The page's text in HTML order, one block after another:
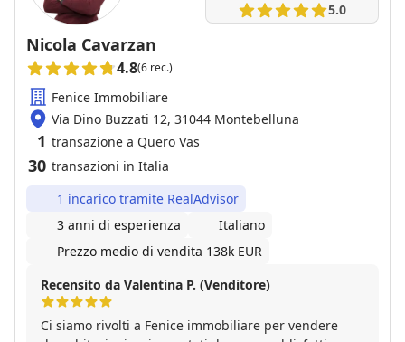
5.0
Nicola Cavarzan
4.8(6 rec.)
Fenice Immobiliare
Via Dino Buzzati 12, 31044 Montebelluna
1 transazione a Quero Vas
30 transazioni in Italia
1 incarico tramite RealAdvisor
3 anni di esperienza
Italiano
Prezzo medio di vendita 138k EUR
Recensito da Valentina P. (Venditore)
Ci siamo rivolti a Fenice immobiliare per vendere